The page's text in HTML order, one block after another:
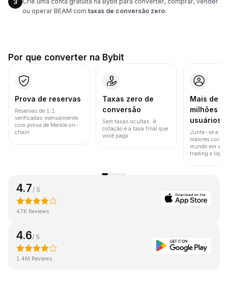
3
ou operar BEAM com taxas de conversão zero.
Por que converter na Bybit
Prova de reservas
Reservas de 1:1
verificadas mensalmente
com prova de Merkle on-
chain.
Taxas zero de
conversão
Sem taxas ocultas. A
cotação é a taxa final que
você paga.
Mais de
milhões
usuários
Junte-se a
maiores
mundo em
trading e
4.7 / 5
47K Reviews
4.6/ 5
1.4M Reviews